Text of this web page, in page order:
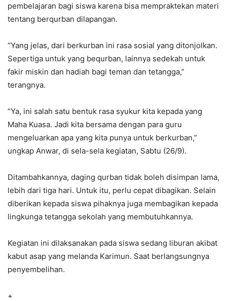
pembelajaran bagi siswa karena bisa mempraktekan materi
tentang berqurban dilapangan.
“Yang jelas, dari berkurban ini rasa sosial yang ditonjolkan.
Sepertiga untuk yang bequrban, lainnya sedekah untuk
fakir miskin dan hadiah bagi teman dan tetangga,”
terangnya.
“Ya, ini salah satu bentuk rasa syukur kita kepada yang
Maha Kuasa. Jadi kita bersama dengan para guru
mengeluarkan apa yang kita punya untuk berkurban,”
ungkap Anwar, di sela-sela kegiatan, Sabtu (26/9).
Ditambahkannya, daging qurban tidak boleh disimpan lama,
lebih dari tiga hari. Untuk itu, perlu cepat dibagikan. Selain
diberikan kepada siswa pihaknya juga membagikan kepada
lingkunga tetangga sekolah yang membutuhkannya.
Kegiatan ini dilaksanakan pada siswa sedang liburan akibat
kabut asap yang melanda Karimun. Saat berlangsungnya
penyembelihan.
+